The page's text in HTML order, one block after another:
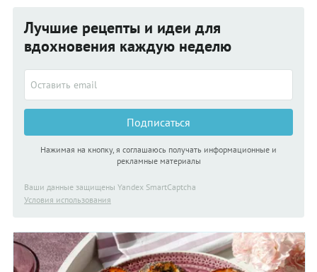
Лучшие рецепты и идеи для
вдохновения каждую неделю
Подписаться
Нажимая на кнопку, я соглашаюсь получать информационные и
рекламные материалы
Ваши данные защищены Yandex SmartCaptcha
Условия использования